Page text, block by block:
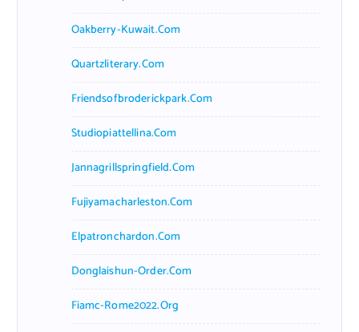
Oakberry-Kuwait.com
Quartzliterary.com
Friendsofbroderickpark.com
Studiopiattellina.com
Jannagrillspringfield.com
Fujiyamacharleston.com
Elpatronchardon.com
Donglaishun-Order.com
Fiamc-Rome2022.org